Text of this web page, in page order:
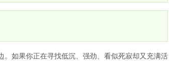
如果你正在寻找低沉、强劲、看似死寂却又充满活